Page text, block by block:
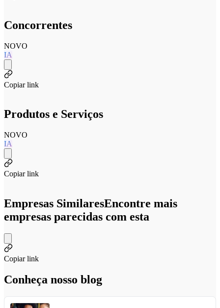
Concorrentes
NOVO
IA
Copiar link
Produtos e Serviços
NOVO
IA
Copiar link
Empresas SimilaresEncontre mais
empresas parecidas com esta
Copiar link
Conheça nosso blog